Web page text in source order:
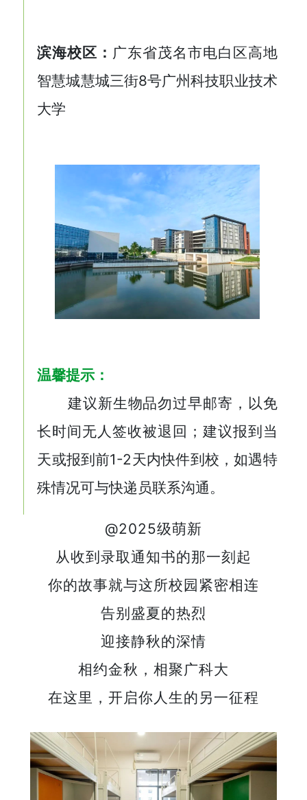
滨海校区： 广东省茂名市电白区高地
智慧城慧城三街8号广州科技职业技术
大学
温馨提示：
建议新生物品勿过早邮寄，以免
长时间无人签收被退回；建议报到当
天或报到前1-2天内快件到校，如遇特
殊情况可与快递员联系沟通。
@2025级萌新
从收到录取通知书的那一刻起
你的故事就与这所校园紧密相连
告别盛夏的热烈
迎接静秋的深情
相约金秋，相聚广科大
在这里，开启你人生的另一征程